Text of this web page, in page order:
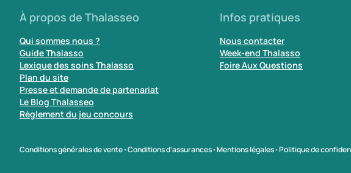
À propos de Thalasseo
Qui sommes nous ?
Guide Thalasso
Lexique des soins Thalasso
Plan du site
Presse et demande de partenariat
Le Blog Thalasseo
Règlement du jeu concours
Infos pratiques
Nous contacter
Week-end Thalasso
Foire Aux Questions
Conditions générales de vente•Conditions d'assurances•Mentions légales•Politique de